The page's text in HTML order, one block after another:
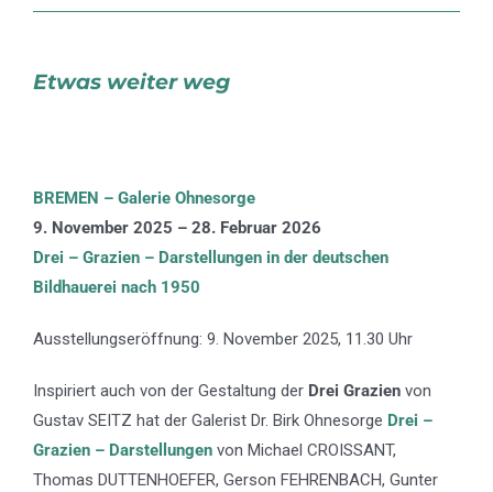
Etwas weiter weg
BREMEN – Galerie Ohnesorge
9. November 2025 – 28. Februar 2026
Drei – Grazien – Darstellungen in der deutschen
Bildhauerei nach 1950
Ausstellungseröffnung: 9. November 2025, 11.30 Uhr
Inspiriert auch von der Gestaltung der Drei Grazienvon
Gustav SEITZ hat der Galerist Dr. Birk Ohnesorge Drei –
Grazien – Darstellungenvon Michael CROISSANT,
Thomas DUTTENHOEFER, Gerson FEHRENBACH, Gunter